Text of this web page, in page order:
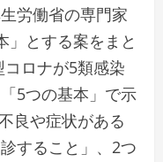
労働省の専門家
」とする案をまと
ロナが5類感染
5つの基本」で示
良や症状がある
すること」、2つ